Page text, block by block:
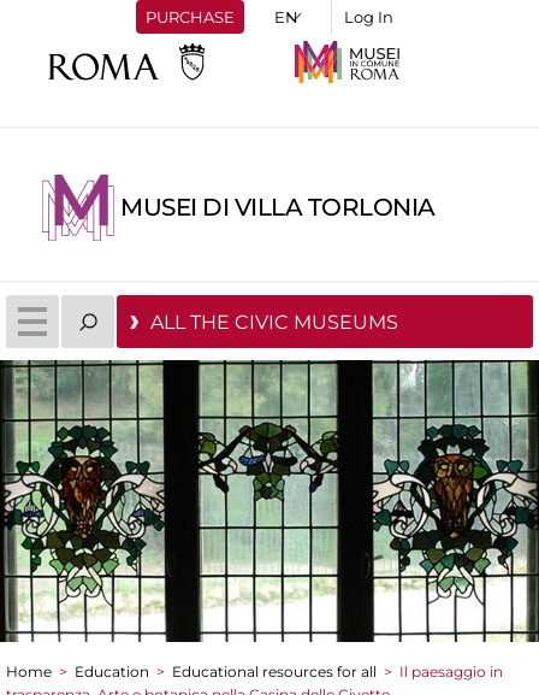
PURCHASE Log In
MUSEI DI VILLA TORLONIA
ALL THE CIVIC MUSEUMS
Home > Education > Educational resources for all > Il paesaggio in